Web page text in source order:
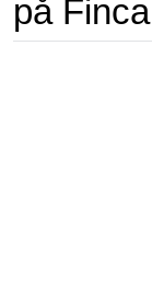
på